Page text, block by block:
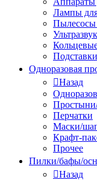
Лампы для
Пылесосы
Одноразовая
Назад
Простыни/
Перчатки
Маски/
Крафт-
Прочее
Пилки/бафы/
Назад